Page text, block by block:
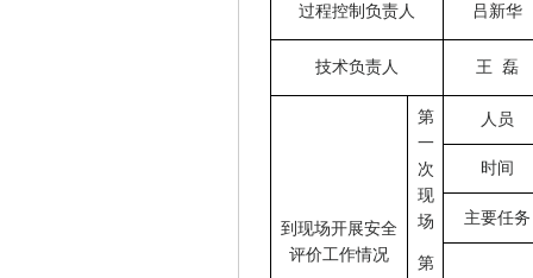
过程控制负责人 吕新华
技术负责人 王 磊
到现场开展安全
评价工作情况
第
一
次
现
场
人员
时间
主要任务
第